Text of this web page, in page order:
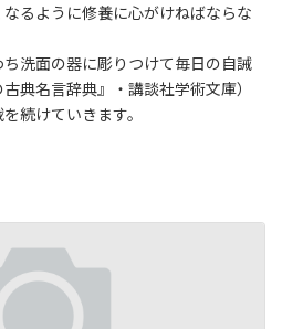
るように修養に心がけねばならな
洗面の器に彫りつけて毎日の自誡
典名言辞典』・講談社学術文庫）
続けていきます。